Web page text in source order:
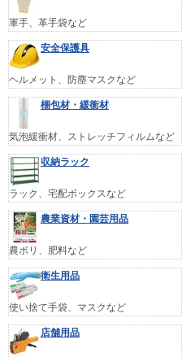
軍手、革手袋など
安全保護具
ヘルメット、防塵マスクなど
梱包材・緩衝材
気泡緩衝材、ストレッチフィルムなど
収納ラック
ラック、宅配ボックスなど
農業資材・園芸用品
農ポリ、肥料など
衛生用品
使い捨て手袋、マスクなど
店舗用品